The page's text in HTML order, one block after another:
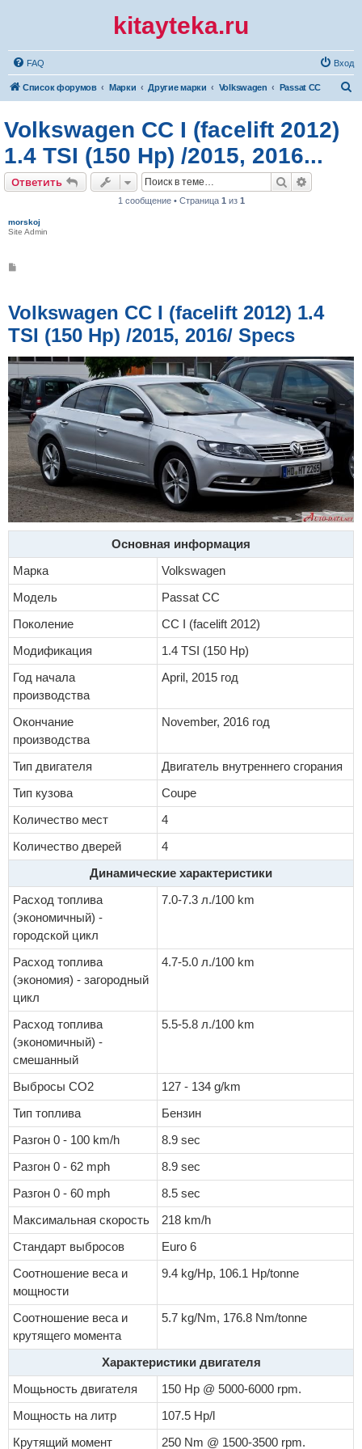
kitayteka.ru
FAQ Вход
Список форумов Марки Другие марки Volkswagen Passat CC
Volkswagen CC I (facelift 2012)
1.4 TSI (150 Hp) /2015, 2016...
Ответить Поиск
1 сообщение • Страница 1 из 1
morskoj
Site Admin
щ
е
и
е
Volkswagen CC I (facelift 2012) 1.4
TSI (150 Hp) /2015, 2016/ Specs
Основная информация
Марка
Volkswagen
Модель
Passat CC
Поколение
CC I (facelift 2012)
Модификация
1.4 TSI (150 Hp)
Год начала
производства
April, 2015 год
Окончание
производства
November, 2016 год
Тип двигателя
Двигатель внутреннего сгорания
Тип кузова
Coupe
Количество мест
4
Количество дверей
4
Динамические характеристики
Расход топлива
(экономичный) -
городской цикл
7.0-7.3 л./100 km
Расход топлива
(экономия) - загородный
цикл
4.7-5.0 л./100 km
Расход топлива
(экономичный) -
смешанный
5.5-5.8 л./100 km
Выбросы CO2
127 - 134 g/km
Тип топлива
Бензин
Разгон 0 - 100 km/h
8.9 sec
Разгон 0 - 62 mph
8.9 sec
Разгон 0 - 60 mph
8.5 sec
Максимальная скорость
218 km/h
Стандарт выбросов
Euro 6
Соотношение веса и
мощности
9.4 kg/Hp, 106.1 Hp/tonne
Соотношение веса и
крутящего момента
5.7 kg/Nm, 176.8 Nm/tonne
Характеристики двигателя
Мощьность двигателя
150 Hp @ 5000-6000 rpm.
Мощность на литр
107.5 Hp/l
Крутящий момент
250 Nm @ 1500-3500 rpm.